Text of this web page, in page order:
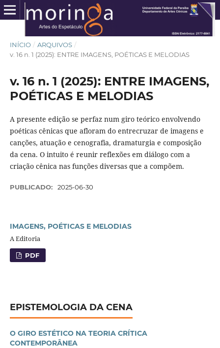
INÍCIO / ARQUIVOS /
v. 16 n. 1 (2025): ENTRE IMAGENS, POÉTICAS E MELODIAS
v. 16 n. 1 (2025): ENTRE IMAGENS,
POÉTICAS E MELODIAS
A presente edição se perfaz num giro teórico envolvendo
poéticas cênicas que afloram do entrecruzar de imagens e
canções, atuação e cenografia, dramaturgia e composição
da cena. O intuito é reunir reflexões em diálogo com a
criação cênica nas funções diversas que a compõem.
PUBLICADO: 2025-06-30
IMAGENS, POÉTICAS E MELODIAS
A Editoria
PDF
EPISTEMOLOGIA DA CENA
O GIRO ESTÉTICO NA TEORIA CRÍTICA
CONTEMPORÂNEA